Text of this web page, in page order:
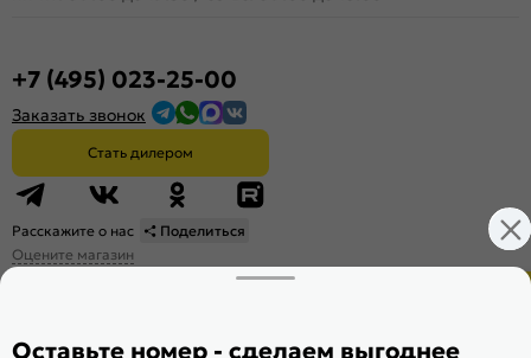
+7 (495) 023-25-00
Заказать звонок
Стать дилером
Расскажите о нас
Поделиться
Оцените магазин
Оставьте номер - сделаем выгоднее